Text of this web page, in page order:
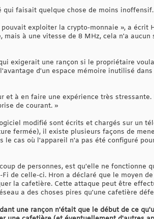
faisait quelque chose de moins inoffensif.
exploiter la crypto-monnaie », a écrit
à une vitesse de 8 MHz, cela n'a
exigerait une rançon si le propriétaire
d'un espace mémoire inutilisé
à en faire une expérience très
de courant. »
modifié sont écrits et chargés sur un
fermée), il existe plusieurs façons de
cas où l'appareil n'a pas été configuré
de personnes, est qu'elle ne fonctionne
de celle-ci. Hron a déclaré que le moyen
la cafetière. Cette attaque peut être
a des choses pires qu'une cafetière
une rançon n'était que le début de ce